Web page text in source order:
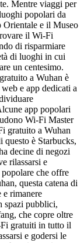
Mentre viaggi per
popolari da
e il Museo
il Wi-Fi
di risparmiare
di luoghi in cui
un centesimo.
a Wuhan è
e app dedicati a
app popolari
Wi-Fi Master
gratuito a Wuhan
è Starbucks,
decine di negozi
rilassarsi e
che offre
questa catena di
e rimanere
spazi pubblici,
che copre oltre
gratuiti in tutto il
e godersi le